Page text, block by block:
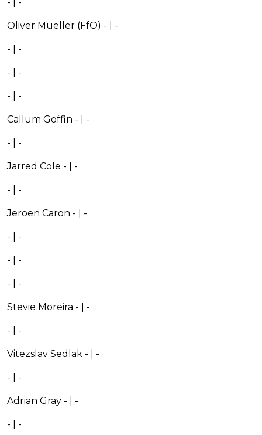
Oliver Mueller (FfO) - | -
- | -
- | -
- | -
Callum Goffin - | -
- | -
Jarred Cole - | -
- | -
Jeroen Caron - | -
- | -
- | -
- | -
Stevie Moreira - | -
- | -
Vitezslav Sedlak - | -
- | -
Adrian Gray - | -
- | -